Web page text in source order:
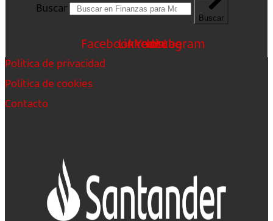
Buscar
Buscar
FacebookLinkedin
Youtube
Instagram
Política de privacidad
Política de cookies
Contacto